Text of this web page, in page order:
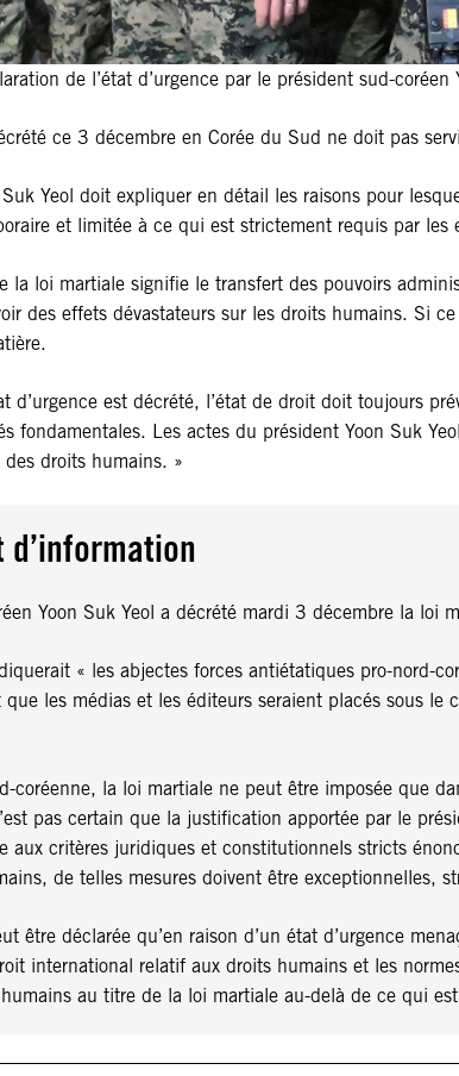
de l’état d’urgence par le président sud-
ce 3 décembre en Corée du Sud ne doit pas
Yeol doit expliquer en détail les raisons pour
et limitée à ce qui est strictement requis par
la loi martiale signifie le transfert des pouvoirs
des effets dévastateurs sur les droits humains. Si
d’urgence est décrété, l’état de droit doit toujours
fondamentales. Les actes du président Yoon Suk
droits humains. »
d’information
Yoon Suk Yeol a décrété mardi 3 décembre la loi
« les abjectes forces antiétatiques pro-nord-
les médias et les éditeurs seraient placés sous
coréenne, la loi martiale ne peut être imposée que
pas certain que la justification apportée par le
aux critères juridiques et constitutionnels stricts
de telles mesures doivent être exceptionnelles,
être déclarée qu’en raison d’un état d’urgence
international relatif aux droits humains et les
humains au titre de la loi martiale au-delà de ce qui